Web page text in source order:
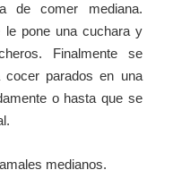
de comer mediana.
pone una cuchara y
Finalmente se
parados en una
o hasta que se
medianos.